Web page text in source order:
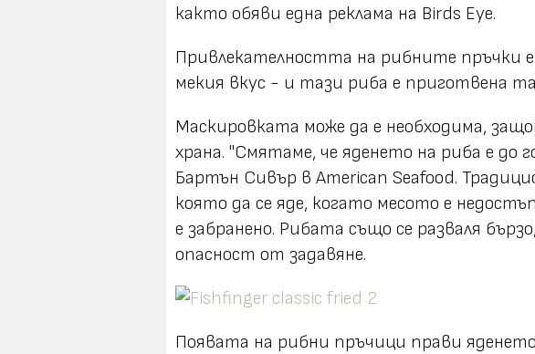
както обяви една реклама на Birds Eye.
Привлекателността на рибните пръчки е
мекия вкус - и тази риба е приготвена
Маскировката може да е необходима,
храна. "Смятаме, че яденето на риба е
Бартън Сивър в American Seafood.
която да се яде, когато месото е
е забранено. Рибата също се разваля
опасност от задавяне.
Появата на рибни пръчици прави